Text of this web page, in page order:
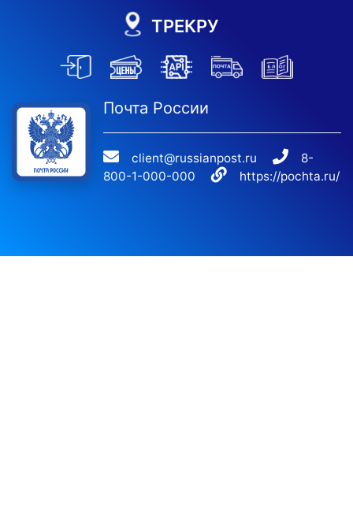
ТРЕКРУ
Почта России
client@russianpost.ru
8-
800-1-000-000
https://pochta.ru/